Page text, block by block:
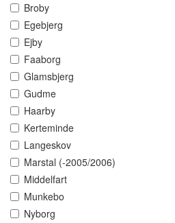
Broby
Egebjerg
Ejby
Faaborg
Glamsbjerg
Gudme
Haarby
Kerteminde
Langeskov
Marstal (-2005/2006)
Middelfart
Munkebo
Nyborg